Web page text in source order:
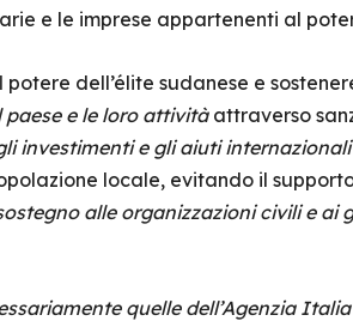
e le imprese appartenenti al
dell’élite sudanese e
e le loro attivitàattraverso
investimenti e gli aiuti internazionali
locale, evitando il
alle organizzazioni civili e ai
quelle dell’Agenzia